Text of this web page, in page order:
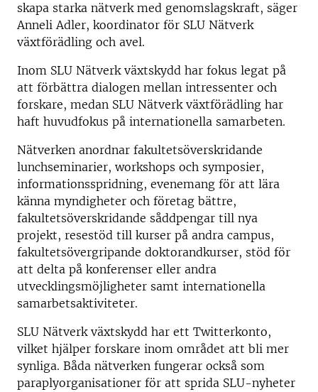
skapa starka nätverk med genomslagskraft, säger
Anneli Adler, koordinator för SLU Nätverk
växtförädling och avel.
Inom SLU Nätverk växtskydd har fokus legat på
att förbättra dialogen mellan intressenter och
forskare, medan SLU Nätverk växtförädling har
haft huvudfokus på internationella samarbeten.
Nätverken anordnar fakultetsöverskridande
lunchseminarier, workshops och symposier,
informationsspridning, evenemang för att lära
känna myndigheter och företag bättre,
fakultetsöverskridande såddpengar till nya
projekt, resestöd till kurser på andra campus,
fakultetsövergripande doktorandkurser, stöd för
att delta på konferenser eller andra
utvecklingsmöjligheter samt internationella
samarbetsaktiviteter.
SLU Nätverk växtskydd har ett Twitterkonto,
vilket hjälper forskare inom området att bli mer
synliga. Båda nätverken fungerar också som
paraplyorganisationer för att sprida SLU-nyheter